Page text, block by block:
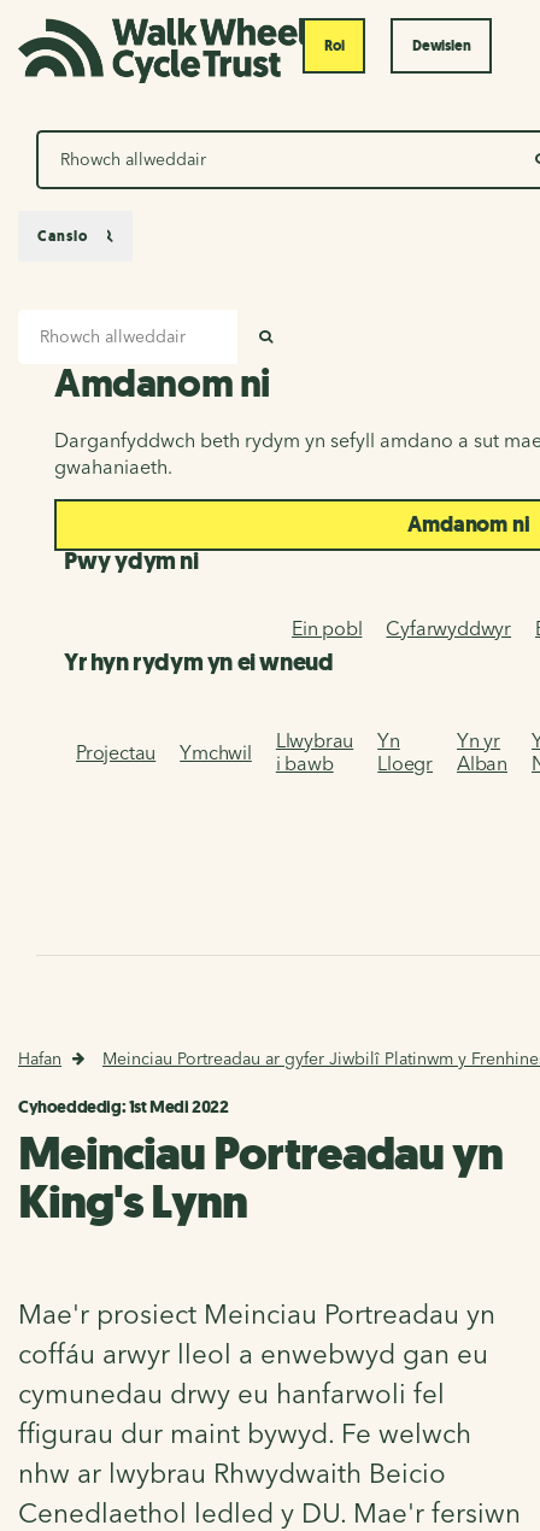
Roi Dewislen
Chwilio
Amdanom ni
Amdanom ni
Darganfyddwch beth rydym yn sefyll amdano a sut
gwahaniaeth.
Amdanom ni
Pwy ydym ni
Ein pobl Cyfarwyddwyr
Yr hyn rydym yn ei wneud
Projectau Ymchwil
Llwybrau
i bawb
Yn
Lloegr
Yn yr
Alban
Canslo
Hafan Meinciau Portreadau ar gyfer Jiwbilî Platinwm y
Cyhoeddedig: 1st Medi 2022
Meinciau Portreadau yn
King's Lynn
Mae'r prosiect Meinciau Portreadau yn
coffáu arwyr lleol a enwebwyd gan eu
cymunedau drwy eu hanfarwoli fel
ffigurau dur maint bywyd. Fe welwch
nhw ar lwybrau Rhwydwaith Beicio
Cenedlaethol ledled y DU. Mae'r fersiwn